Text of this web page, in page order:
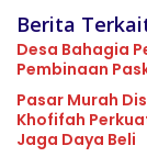
Berita
Desa Bahagia
Pembinaan
Pasar Murah
Khofifah
Jaga Daya Beli